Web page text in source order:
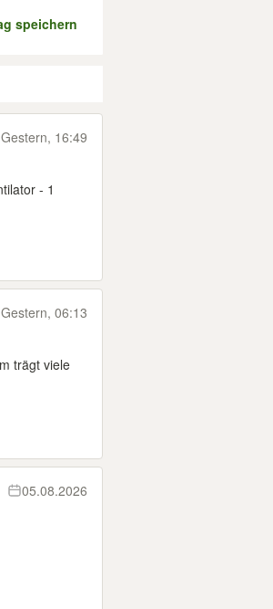
speichern
Gestern, 16:49
- 1
Gestern, 06:13
trägt viele
05.08.2026